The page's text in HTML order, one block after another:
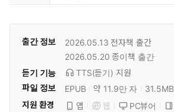
출간 정보 2026.05.13 전자책 출간
2026.05.20 종이책 출간
듣기 기능
TTS(듣기) 지원
파일 정보
EPUB 약 11.9만 자
31.5MB
지원 환경
앱 웹 PC뷰어